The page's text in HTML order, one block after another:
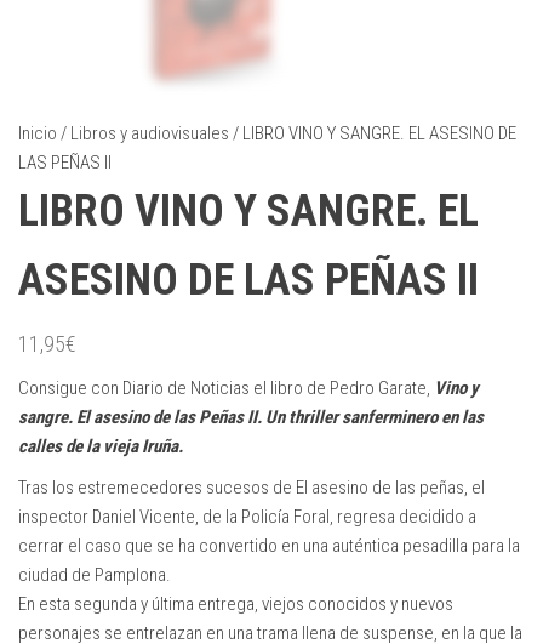
Inicio / Libros y audiovisuales / LIBRO VINO Y SANGRE. EL ASESINO DE
LAS PEÑAS II
LIBRO VINO Y SANGRE. EL
ASESINO DE LAS PEÑAS II
11,95€
Consigue con Diario de Noticias el libro de Pedro Garate, Vino y
sangre. El asesino de las Peñas II. Un thriller sanferminero en las
calles de la vieja Iruña.
Tras los estremecedores sucesos de El asesino de las peñas, el
inspector Daniel Vicente, de la Policía Foral, regresa decidido a
cerrar el caso que se ha convertido en una auténtica pesadilla para la
ciudad de Pamplona.
En esta segunda y última entrega, viejos conocidos y nuevos
personajes se entrelazan en una trama llena de suspense, en la que la